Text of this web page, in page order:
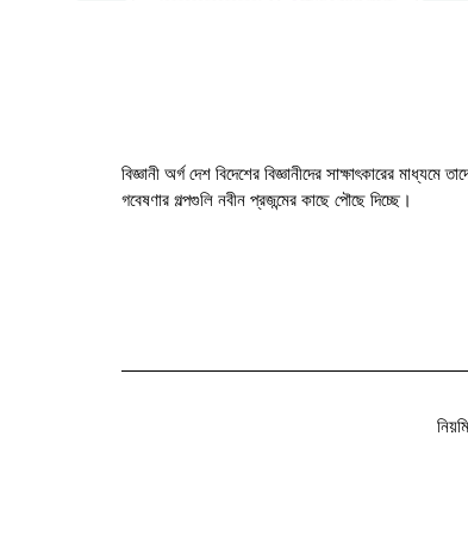
বিজ্ঞানী অর্গ দেশ বিদেশের বিজ্ঞানীদের সাক্ষাৎকারের মাধ্যমে
গবেষণার গল্পগুলি নবীন প্রজন্মের কাছে পৌছে দিচ্ছে।